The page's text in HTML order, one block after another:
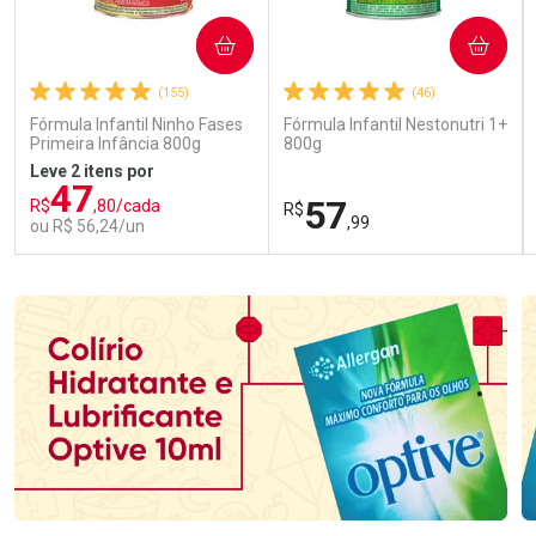
(155)
Fórmula Infantil Ninho Fases
Primeira Infância 800g
Leve 2 itens por
R$47,80/cada
ou R$ 56,24/un
COMPRAR
(46)
Fórmula Infantil Nestonutri 1+
800g
R$57,99
COMPRAR
Laboratório
Por Menos